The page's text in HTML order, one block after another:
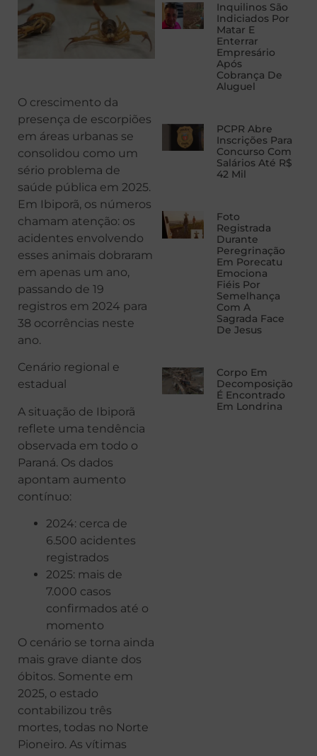
O crescimento da
presença de escorpiões
em áreas urbanas se
consolidou como um
sério problema de
saúde pública em 2025.
Em Ibiporã, os números
chamam atenção: os
acidentes envolvendo
esses animais dobraram
em apenas um ano,
passando de 19
registros em 2024 para
38 ocorrências neste
ano.
Cenário regional e
estadual
A situação de Ibiporã
reflete uma tendência
observada em todo o
Paraná. Os dados
apontam aumento
contínuo:
2024: cerca de
6.500 acidentes
registrados
2025: mais de
7.000 casos
confirmados até o
momento
O cenário se torna ainda
mais grave diante dos
óbitos. Somente em
2025, o estado
contabilizou três
mortes, todas no Norte
Pioneiro. As vítimas
Inquilinos São
Indiciados Por
Matar E
Enterrar
Empresário
Após
Cobrança De
Aluguel
PCPR Abre
Inscrições Para
Concurso Com
Salários Até R$
42 Mil
Foto
Registrada
Durante
Peregrinação
Em Porecatu
Emociona
Fiéis Por
Semelhança
Com A
Sagrada Face
De Jesus
Corpo Em
Decomposição
É Encontrado
Em Londrina